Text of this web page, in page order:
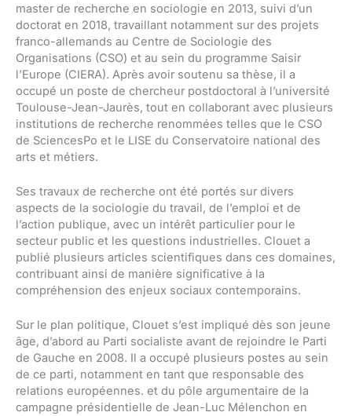
master de recherche en sociologie en 2013, suivi d’un
doctorat en 2018, travaillant notamment sur des projets
franco-allemands au Centre de Sociologie des
Organisations (CSO) et au sein du programme Saisir
l’Europe (CIERA). Après avoir soutenu sa thèse, il a
occupé un poste de chercheur postdoctoral à l’université
Toulouse-Jean-Jaurès, tout en collaborant avec plusieurs
institutions de recherche renommées telles que le CSO
de SciencesPo et le LISE du Conservatoire national des
arts et métiers.
Ses travaux de recherche ont été portés sur divers
aspects de la sociologie du travail, de l’emploi et de
l’action publique, avec un intérêt particulier pour le
secteur public et les questions industrielles. Clouet a
publié plusieurs articles scientifiques dans ces domaines,
contribuant ainsi de manière significative à la
compréhension des enjeux sociaux contemporains.
Sur le plan politique, Clouet s’est impliqué dès son jeune
âge, d’abord au Parti socialiste avant de rejoindre le Parti
de Gauche en 2008. Il a occupé plusieurs postes au sein
de ce parti, notamment en tant que responsable des
relations européennes. et du pôle argumentaire de la
campagne présidentielle de Jean-Luc Mélenchon en